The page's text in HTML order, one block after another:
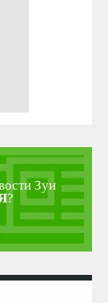
Зуи
?